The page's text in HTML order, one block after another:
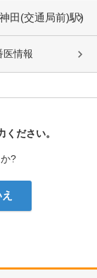
田(交通局前)駅)
医情報
ださい。
?